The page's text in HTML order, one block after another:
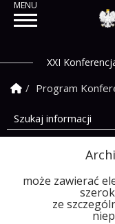
XXI
Strona Główna
Program
Szukaj informacji
może zawierać
ze